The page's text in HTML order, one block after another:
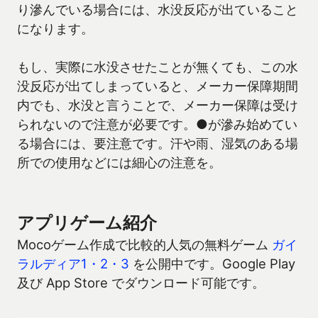
り滲んでいる場合には、水没反応が出ていること
になります。
もし、実際に水没させたことが無くても、この水
没反応が出てしまっていると、メーカー保障期間
内でも、水没と言うことで、メーカー保障は受け
られないので注意が必要です。●が滲み始めてい
る場合には、要注意です。汗や雨、湿気のある場
所での使用などには細心の注意を。
アプリゲーム紹介
Mocoゲーム作成で比較的人気の無料ゲーム ガイ
ラルディア1・2・3 を公開中です。Google Play
及び App Store でダウンロード可能です。